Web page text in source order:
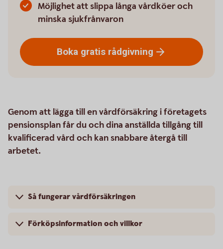
Möjlighet att slippa långa vårdköer och
minska sjukfrånvaron
Boka gratis rådgivning
Genom att lägga till en vårdförsäkring i företagets
pensionsplan får du och dina anställda tillgång till
kvalificerad vård och kan snabbare återgå till
arbetet.
Så fungerar vårdförsäkringen
Förköpsinformation och villkor